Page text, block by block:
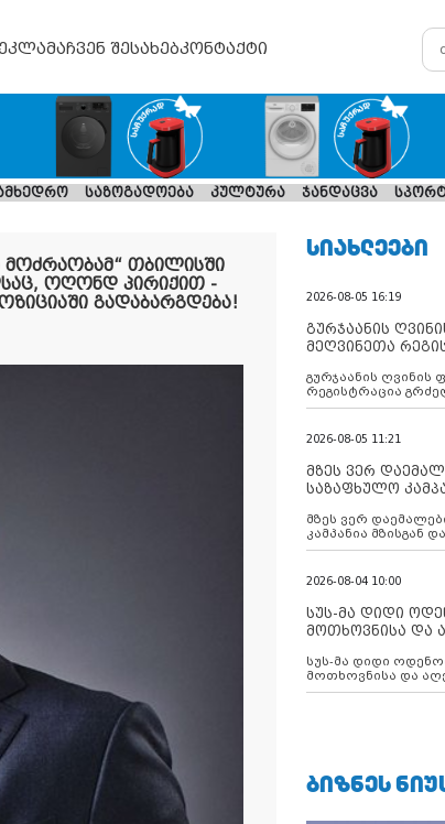
ჩვენ შესახებკონტაქტი
საზოგადოება კულტურა ჯანდაცვა
თბილისში
ოღონდ პირიქით -
გადაბარგდება!
ᲡᲘᲐᲮᲚᲔᲔᲑᲘ
2026-08-05 16:19
გურჯაანის
მეღვინეთა
გურჯაანის ღვინის
რეგისტრაცია
2026-08-05 11:21
მზეს ვერ
საზაფხულო
მზეს ვერ
კამპანია მზისგან
გვახსენებს
2026-08-04 10:00
სუს-მა დიდი
მოთხოვნისა და
დააკავა
სუს-მა დიდი ოდენობით ქრთამის
მოთხოვნისა და
მერიის
ᲑᲘᲖᲜᲔᲡ